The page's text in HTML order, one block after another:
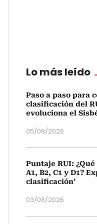
Lo más leído
Paso a paso para
clasificación del
evoluciona el
05/08/2026
Puntaje RUI:
A1, B2, C1 y D1?
clasificación’
03/08/2026